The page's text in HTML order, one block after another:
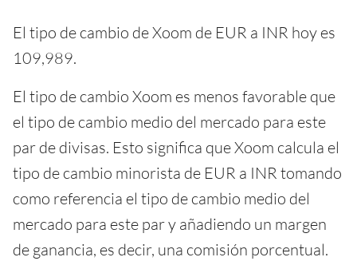
El tipo de cambio de Xoom de EUR a INR hoy es
109,989.
El tipo de cambio Xoom es menos favorable que
el tipo de cambio medio del mercado para este
par de divisas. Esto significa que Xoom calcula el
tipo de cambio minorista de EUR a INR tomando
como referencia el tipo de cambio medio del
mercado para este par y añadiendo un margen
de ganancia, es decir, una comisión porcentual.